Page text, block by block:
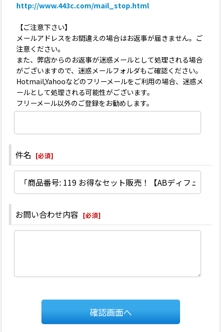
http://www.443c.com/mail_stop.html
【ご注意下さい】
メールアドレスをお間違えの場合はお返事が届きません。ご
注意ください。
また、弊店からのお返事が迷惑メールとして処理される場合
がございますので、迷惑メールフォルダもご確認ください。
Hotmail,Yahooなどのフリーメールをご利用の場合、迷惑メ
ールとして処理される可能性がございます。
フリーメール以外のご登録をお勧めします。
件名 [必須]
お問い合わせ内容 [必須]
確認画面へ